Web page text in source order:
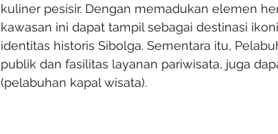
kuliner pesisir. Dengan memadukan elemen
kawasan ini dapat tampil sebagai destinasi
identitas historis Sibolga. Sementara itu,
publik dan fasilitas layanan pariwisata, juga
(pelabuhan kapal wisata).